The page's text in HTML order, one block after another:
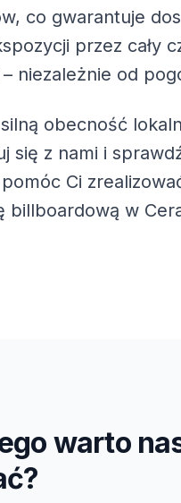
co gwarantuje
przez cały
niezależnie od
obecność
się z nami i
Ci
billboardową w
warto